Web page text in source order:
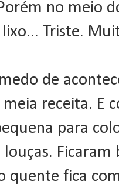
no meio
Triste.
de
receita. E
para
Ficaram
quente fica